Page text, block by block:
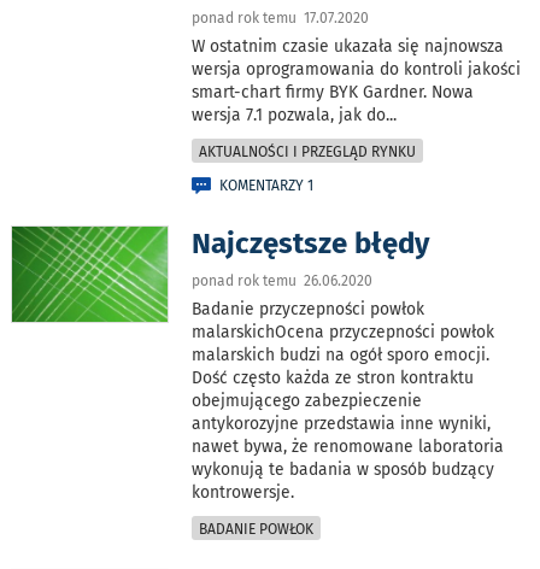
ponad rok temu 17.07.2020
W ostatnim czasie ukazała się najnowsza
wersja oprogramowania do kontroli jakości
smart-chart firmy BYK Gardner. Nowa
wersja 7.1 pozwala, jak do...
AKTUALNOŚCI I PRZEGLĄD RYNKU
KOMENTARZY 1
Najczęstsze błędy
ponad rok temu 26.06.2020
Badanie przyczepności powłok
malarskichOcena przyczepności powłok
malarskich budzi na ogół sporo emocji.
Dość często każda ze stron kontraktu
obejmującego zabezpieczenie
antykorozyjne przedstawia inne wyniki,
nawet bywa, że renomowane laboratoria
wykonują te badania w sposób budzący
kontrowersje.
BADANIE POWŁOK